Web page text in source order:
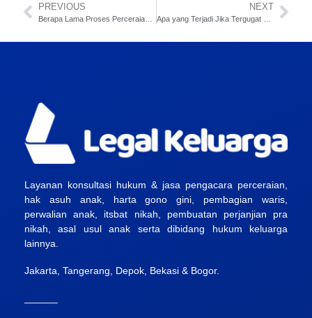
PREVIOUS NEXT
Layanan konsultasi hukum & jasa pengacara perceraian,
hak asuh anak, harta gono gini, pembagian waris,
perwalian anak, itsbat nikah, pembuatan perjanjian pra
nikah, asal usul anak serta dibidang hukum keluarga
lainnya.
Jakarta, Tangerang, Depok, Bekasi & Bogor.